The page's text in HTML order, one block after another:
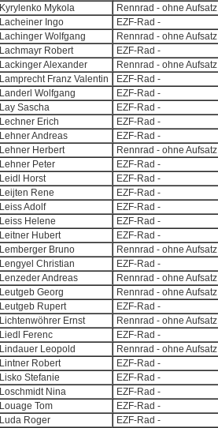
Kyrylenko Mykola
Rennrad - ohne Aufsatz
Lacheiner Ingo
EZF-Rad -
Lachinger Wolfgang
Rennrad - ohne Aufsatz
Lachmayr Robert
EZF-Rad -
Lackinger Alexander
Rennrad - ohne Aufsatz
Lamprecht Franz Valentin
EZF-Rad -
Landerl Wolfgang
EZF-Rad -
Lay Sascha
EZF-Rad -
Lechner Erich
EZF-Rad -
Lehner Andreas
EZF-Rad -
Lehner Herbert
Rennrad - ohne Aufsatz
Lehner Peter
EZF-Rad -
Leidl Horst
EZF-Rad -
Leijten Rene
EZF-Rad -
Leiss Adolf
EZF-Rad -
Leiss Helene
EZF-Rad -
Leitner Hubert
EZF-Rad -
Lemberger Bruno
Rennrad - ohne Aufsatz
Lengyel Christian
EZF-Rad -
Lenzeder Andreas
Rennrad - ohne Aufsatz
Leutgeb Georg
Rennrad - ohne Aufsatz
Leutgeb Rupert
EZF-Rad -
Lichtenwöhrer Ernst
Rennrad - ohne Aufsatz
Liedl Ferenc
EZF-Rad -
Lindauer Leopold
Rennrad - ohne Aufsatz
Lintner Robert
EZF-Rad -
Lisko Stefanie
EZF-Rad -
Loschmidt Nina
EZF-Rad -
Louage Tom
EZF-Rad -
Luda Roger
EZF-Rad -